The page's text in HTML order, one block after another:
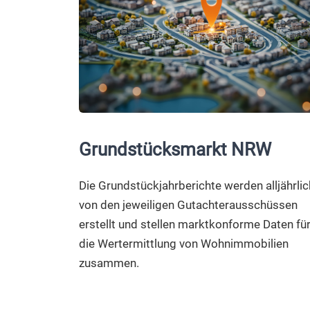
Grundstücksmarkt NRW
Die Grundstückjahrberichte werden
von den jeweiligen Gutachterausschüssen
erstellt und stellen marktkonforme Daten für
die Wertermittlung von Wohnimmobilien
zusammen.